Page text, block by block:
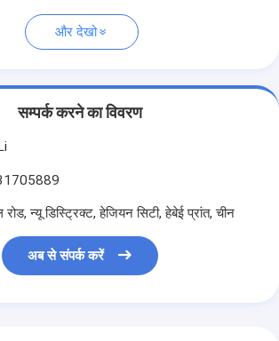
और देखो
सम्पर्क करने का विवरण
न्यू डिस्ट्रिक्ट, हेजियन सिटी, हेबेई प्रांत, चीन
अब से संपर्क करें